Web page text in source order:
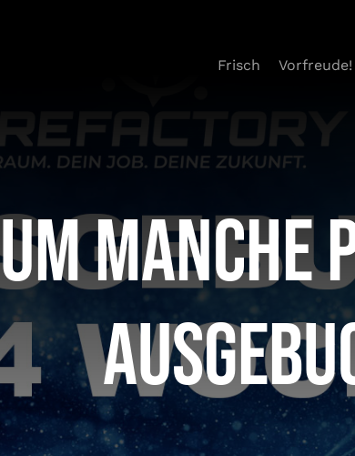
Frisch Vorfreude!